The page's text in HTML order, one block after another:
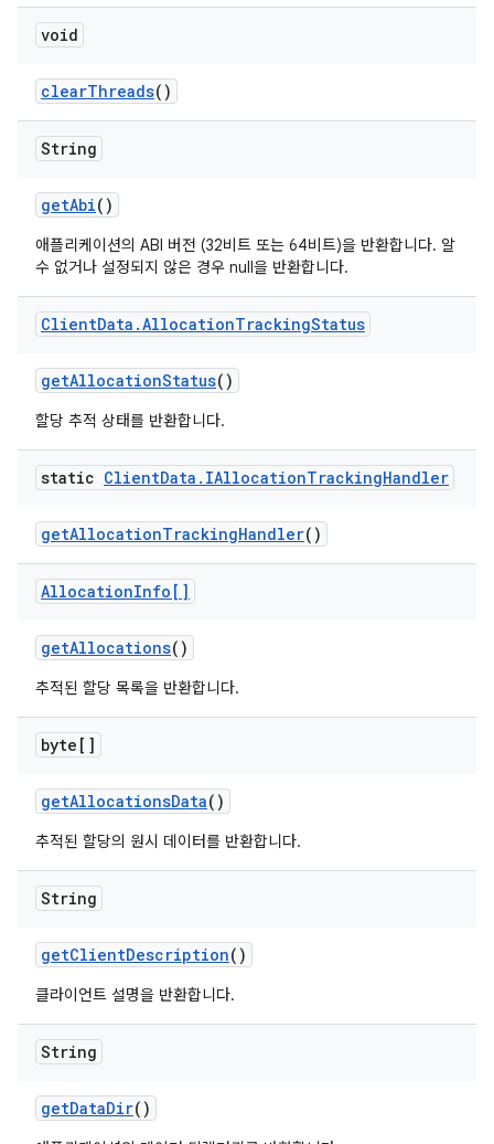
void
clearThreads()
String
getAbi()
애플리케이션의 ABI 버전 (32비트 또는 64비트)을 반환합니다. 알
수 없거나 설정되지 않은 경우 null을 반환합니다.
ClientData .AllocationTrackingStatus
getAllocationStatus()
할당 추적 상태를 반환합니다.
static ClientData . IAllocationTrackingHandler
getAllocationTrackingHandler()
AllocationInfo[]
getAllocations()
추적된 할당 목록을 반환합니다.
byte[]
getAllocationsData()
추적된 할당의 원시 데이터를 반환합니다.
String
getClientDescription()
클라이언트 설명을 반환합니다.
String
getDataDir()